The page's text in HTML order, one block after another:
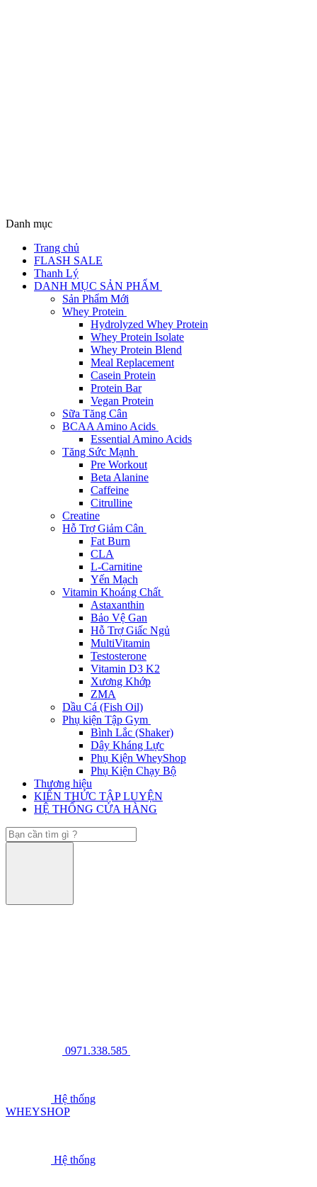
Danh mục
Trang chủ
FLASH SALE
Thanh Lý
DANH MỤC SẢN PHẨM
Sản Phẩm Mới
Whey Protein
Hydrolyzed Whey Protein
Whey Protein Isolate
Whey Protein Blend
Meal Replacement
Casein Protein
Protein Bar
Vegan Protein
Sữa Tăng Cân
BCAA Amino Acids
Essential Amino Acids
Tăng Sức Mạnh
Pre Workout
Beta Alanine
Caffeine
Citrulline
Creatine
Hỗ Trợ Giảm Cân
Fat Burn
CLA
L-Carnitine
Yến Mạch
Vitamin Khoáng Chất
Astaxanthin
Bảo Vệ Gan
Hỗ Trợ Giấc Ngủ
MultiVitamin
Testosterone
Vitamin D3 K2
Xương Khớp
ZMA
Dầu Cá (Fish Oil)
Phụ kiện Tập Gym
Bình Lắc (Shaker)
Dây Kháng Lực
Phụ Kiện WheyShop
Phụ Kiện Chạy Bộ
Thương hiệu
KIẾN THỨC TẬP LUYỆN
HỆ THỐNG CỬA HÀNG
0971.338.585
Hệ thống
WHEYSHOP
Hệ thống